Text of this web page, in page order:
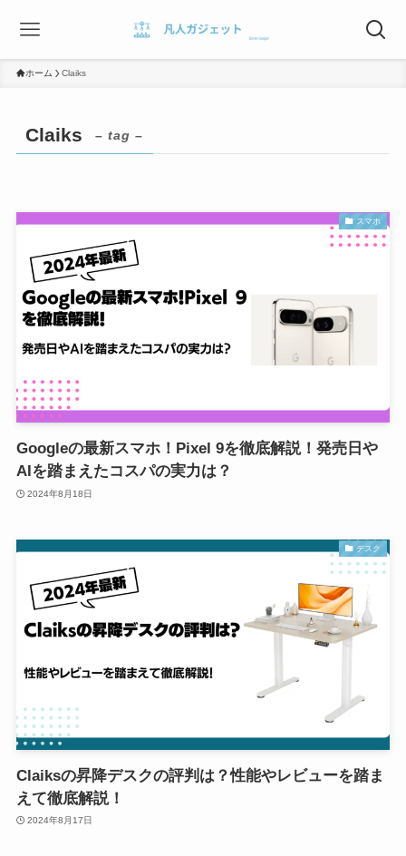
ホーム Claiks
Claiks – tag –
スマホ
Googleの最新スマホ！Pixel 9を徹底解説！発売日や
AIを踏まえたコスパの実力は？
2024年8月18日
デスク
Claiksの昇降デスクの評判は？性能やレビューを踏ま
えて徹底解説！
2024年8月17日